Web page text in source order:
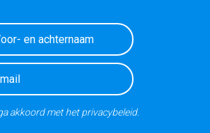
akkoord met het privacybeleid.